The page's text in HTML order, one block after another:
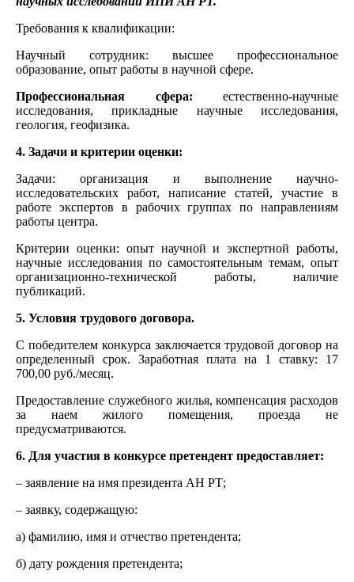
Требования к квалификации:
Научный сотрудник: высшее профессиональное
образование, опыт работы в научной сфере.
Профессиональная сфера: естественно-научные
исследования, прикладные научные исследования,
геология, геофизика.
4. Задачи и критерии оценки:
Задачи: организация и выполнение научно-
исследовательских работ, написание статей, участие в
работе экспертов в рабочих группах по направлениям
работы центра.
Критерии оценки: опыт научной и экспертной работы,
научные исследования по самостоятельным темам, опыт
организационно-технической работы, наличие
публикаций.
5. Условия трудового договора.
С победителем конкурса заключается трудовой договор на
определенный срок. Заработная плата на 1 ставку: 17
700,00 руб./месяц.
Предоставление служебного жилья, компенсация расходов
за наем жилого помещения, проезда не
предусматриваются.
6. Для участия в конкурсе претендент предоставляет:
– заявление на имя президента АН РТ;
– заявку, содержащую:
а) фамилию, имя и отчество претендента;
б) дату рождения претендента;